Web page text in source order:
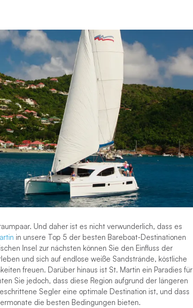
Und daher ist es nicht verwunderlich, dass es
in unsere Top 5 der besten Bareboat-Destinationen
Insel zur nächsten können Sie den Einfluss der
und sich auf endlose weiße Sandstrände, köstliche
freuen. Darüber hinaus ist St. Martin ein Paradies für
Sie jedoch, dass diese Region aufgrund der längeren
Segler eine optimale Destination ist, und dass
die besten Bedingungen bieten.